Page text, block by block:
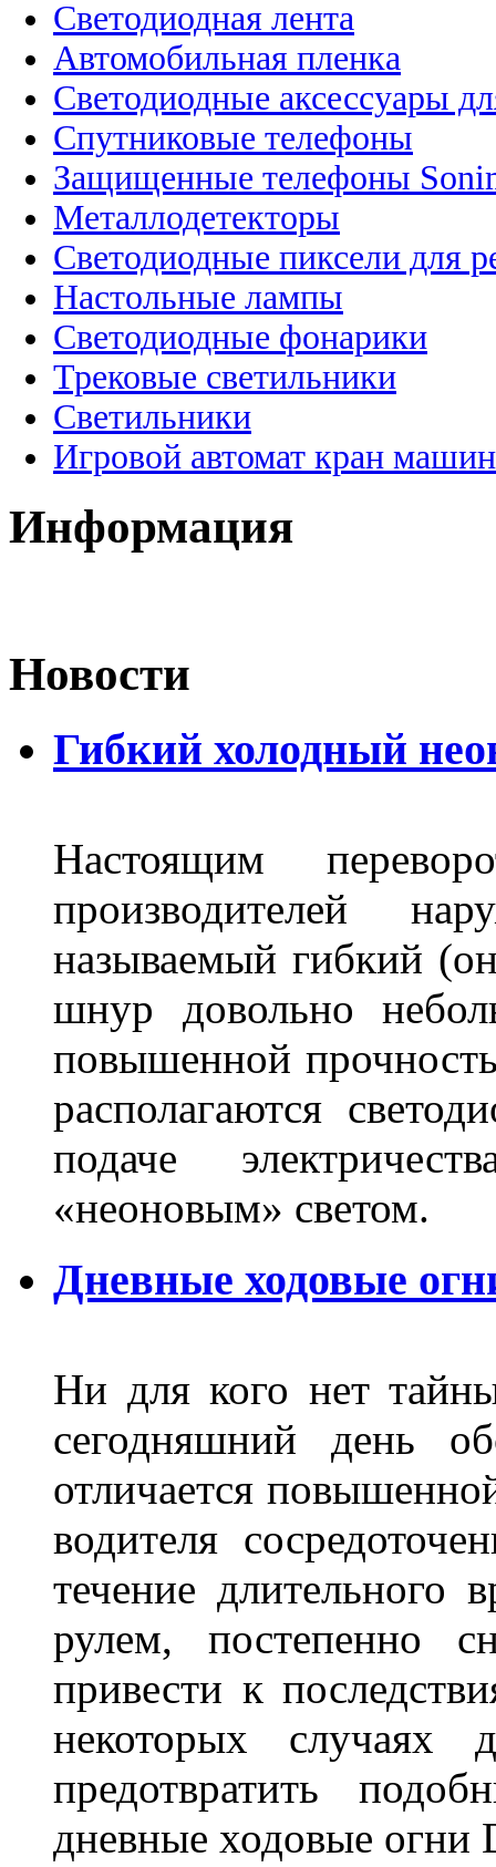
Светодиодная лента
Автомобильная пленка
Светодиодные аксессуары
Спутниковые телефоны
Защищенные телефоны
Металлодетекторы
Светодиодные пиксели для
Настольные лампы
Светодиодные фонарики
Трековые светильники
Светильники
Игровой автомат кран
Информация
Новости
Гибкий холодный
Настоящим
производителей
называемый гибкий
шнур довольно
повышенной
располагаются
подаче
«неоновым» светом.
Дневные ходовые
Ни для кого нет
сегодняшний день
отличается
водителя
течение длительного
рулем, постепенно
привести к
некоторых случаях
предотвратить
дневные ходовые огни